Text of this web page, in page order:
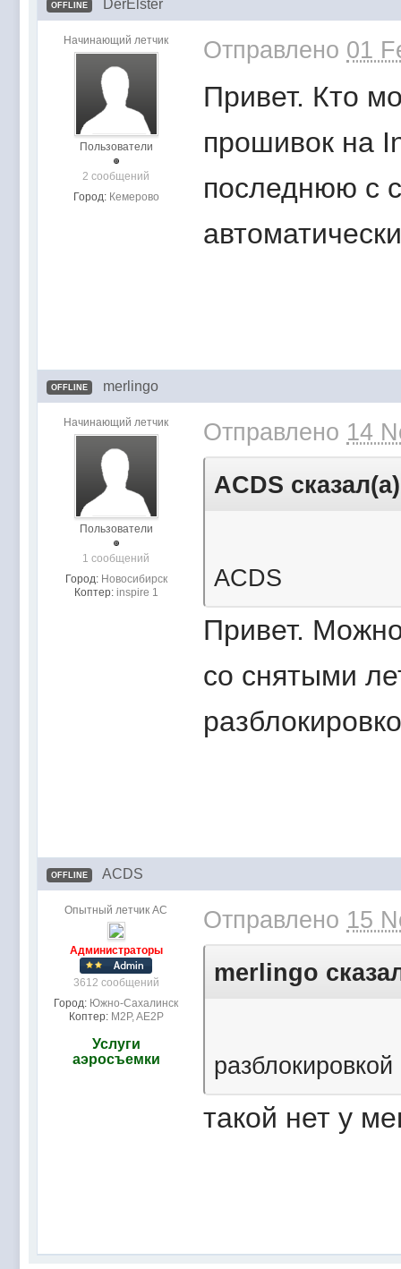
OFFLINE DerElster
Начинающий летчик
Пользователи
2 сообщений
Город: Кемерово
Отправлено 01
Привет. Кто
прошивок на
последнюю с
OFFLINE merlingo
Начинающий летчик
Пользователи
1 сообщений
Город: Новосибирск
Коптер: inspire 1
Отправлено 14
ACDS сказал(а)
ACDS
Привет.
со снятыми
OFFLINE ACDS
Опытный летчик АС
Администраторы
3612 сообщений
Город: Южно-Сахалинск
Коптер: M2P, AE2P
Услуги
аэросъемки
Отправлено 15
merlingo
такой нет у